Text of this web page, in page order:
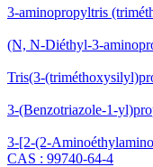
3-aminopropyltris
(N, N-Diéthyl-3-
Tris(3-
3-(Benzotriazole-1-
3-[2-(2-
CAS : 99740-64-4